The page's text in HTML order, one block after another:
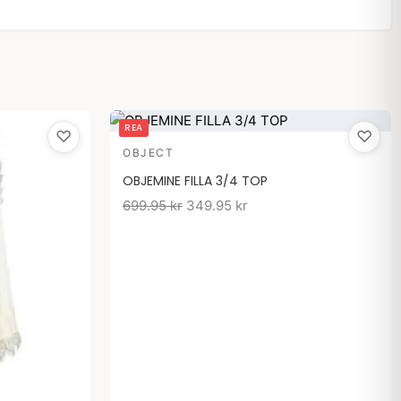
♡ ♡
REA
OBJECT
OBJEMINE FILLA 3/4 TOP
699.95kr
Det
var:
699.95 kr.
349.95 kr
Det
är:
349.95 kr.